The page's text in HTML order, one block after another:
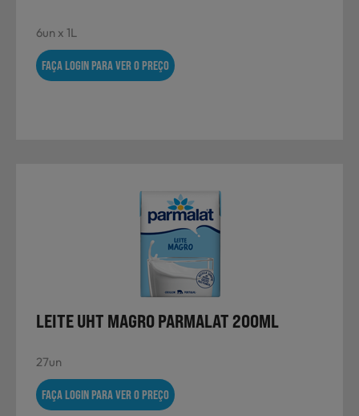
6un x 1L
FAÇA LOGIN PARA VER O PREÇO
LEITE UHT MAGRO PARMALAT 200ML
27un
FAÇA LOGIN PARA VER O PREÇO